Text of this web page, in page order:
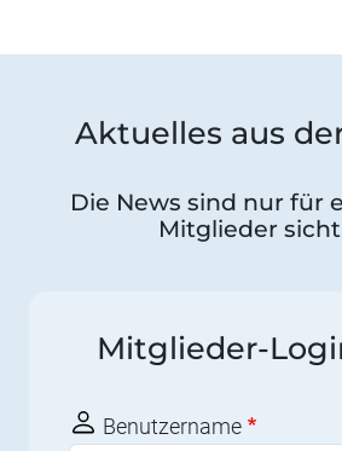
Aktuelles aus
Die News sind nur für
Mitglieder
Mitglieder-
Benutzername